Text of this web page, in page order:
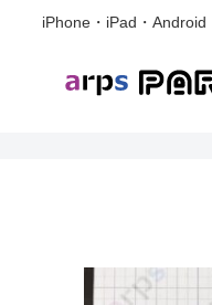
iPhone・iPad・Android